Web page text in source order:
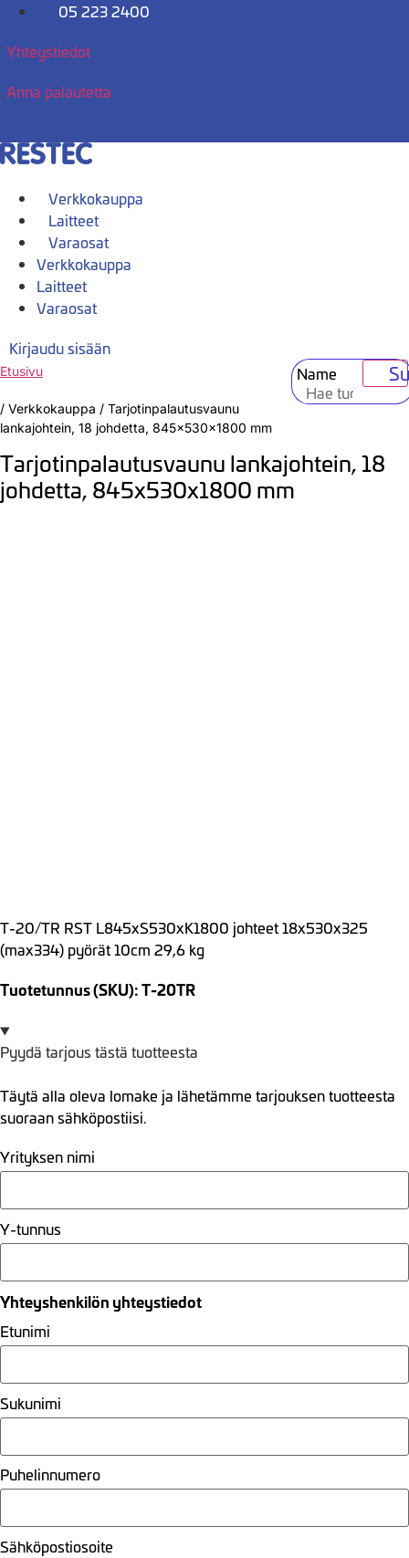
Mene
05 223 2400
Yhteystiedot
Anna palautetta
Verkkokauppa
Laitteet
Varaosat
Verkkokauppa
Laitteet
Varaosat
Kirjaudu sisään
Name
Etusivu
/ Verkkokauppa / Tarjotinpalautusvaunu
lankajohtein, 18 johdetta, 845x530x1800 mm
Tarjotinpalautusvaunu lankajohtein, 18
johdetta, 845x530x1800 mm
T-20/TR RST L845xS530xK1800 johteet 18x530x325
(max334) pyörät 10cm 29,6 kg
Tuotetunnus (SKU): T-20TR
Pyydä tarjous tästä tuotteesta
Täytä alla oleva lomake ja lähetämme tarjouksen tuotteesta
suoraan sähköpostiisi.
Yrityksen nimi
Y-tunnus
Yhteyshenkilön yhteystiedot
Etunimi
Sukunimi
Puhelinnumero
Sähköpostiosoite